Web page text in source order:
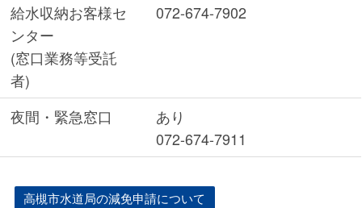
給水収納お客様セ
ンター
(窓口業務等受託
者)
072-674-7902
夜間・緊急窓口
あり
072-674-7911
高槻市水道局の減免申請について